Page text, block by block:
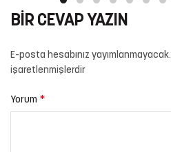
BIR CEVAP YAZIN
E-posta hesabınız yayımlanmayacak.
işaretlenmişlerdir
Yorum *